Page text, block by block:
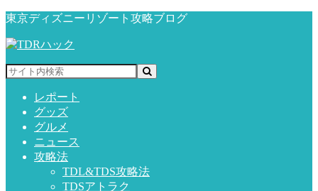
東京ディズニーリゾート攻略ブログ
レポート
グッズ
グルメ
ニュース
攻略法
TDL&TDS攻略法
TDSアトラク